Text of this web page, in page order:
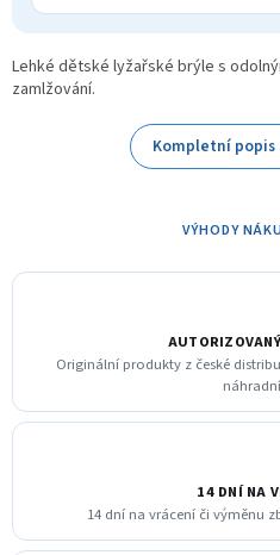
Lehké dětské lyžařské brýle s
zamlžování.
Kompletní popis
VÝHODY
Originální produkty z české
14 DNÍ NA
14 dní na vrácení či výměnu